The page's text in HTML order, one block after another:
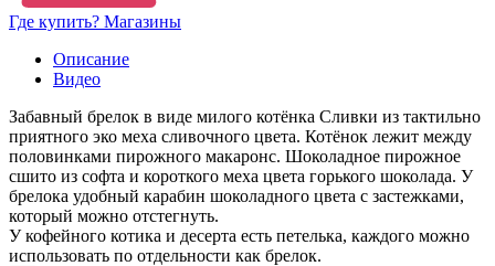
Где купить? Магазины
Описание
Видео
Забавный брелок в виде милого котёнка Сливки из тактильно
приятного эко меха сливочного цвета. Котёнок лежит между
половинками пирожного макаронс. Шоколадное пирожное
сшито из софта и короткого меха цвета горького шоколада. У
брелока удобный карабин шоколадного цвета с застежками,
который можно отстегнуть.
У кофейного котика и десерта есть петелька, каждого можно
использовать по отдельности как брелок.